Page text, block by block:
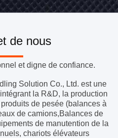
de nous
et digne de confiance.
Solution Co., Ltd. est une
la R&D, la production
de pesée (balances à
de camions,Balances de
de manutention de la
chariots élévateurs